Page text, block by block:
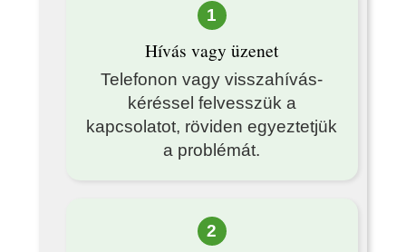
1
Hívás vagy üzenet
Telefonon vagy visszahívás-
kéréssel felvesszük a
kapcsolatot, röviden egyeztetjük
a problémát.
2